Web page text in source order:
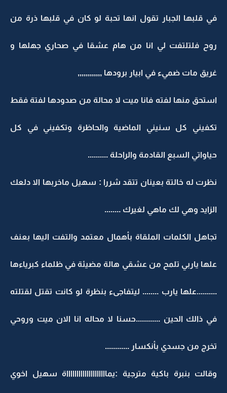
في قلبها الجبار تقول انها تحبة لو كان في قلبها ذرة من
روح فلتلتفت لي انا من هام عشقا في صحاري جهلها و
غريق مات ضميء في ابيار برودها ,,,,,,,,,,,,
استحق منها لفته فانا ميت لا محالة من صدودها لفتة فقط
تكفيني كل سنيني الماضية والحاظرة وتكفيني في كل
حياواتي السبع القادمة والراحلة ..........
نظرت له خالتة بعينان تتقد شررا : سهيل ماخربها الا دلعك
الزايد وهي لك ماهي لغيرك ........
تجاهل الكلمات الملقاة بأهمال معتمد والتفت اليها بعنف
علها ياربي تلمح من عشقي هالة مضيئة في ظلماء كبرياءها
..........علها يارب ........ ليتفاجىء بنظرة لو كانت تقتل لقتلته
في ذالك الحين ............حسنا لا محاله انا الان ميت وروحي
تخرج من جسدي بأنكسار ............
وقالت بنبرة باكية مترجية :يمااااااااااااااااااااة سهيل اخوي